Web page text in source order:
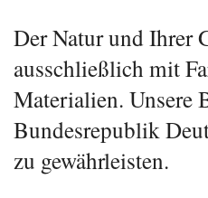
Der Natur und Ihrer
ausschließlich mit
Materialien. Unsere
Bundesrepublik
zu gewährleisten.